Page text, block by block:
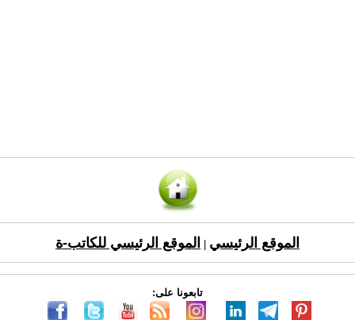
الموقع الرئيسي الموقع الرئيسي للكاتب-ة
تابعونا على: